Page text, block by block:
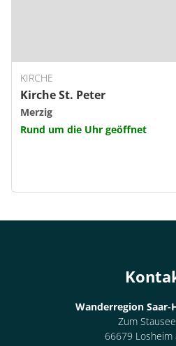
KIRCHE
Kirche St. Peter
Merzig
Rund um die Uhr geöffnet
Wanderregion Saar-
Zum
66679 Losheim